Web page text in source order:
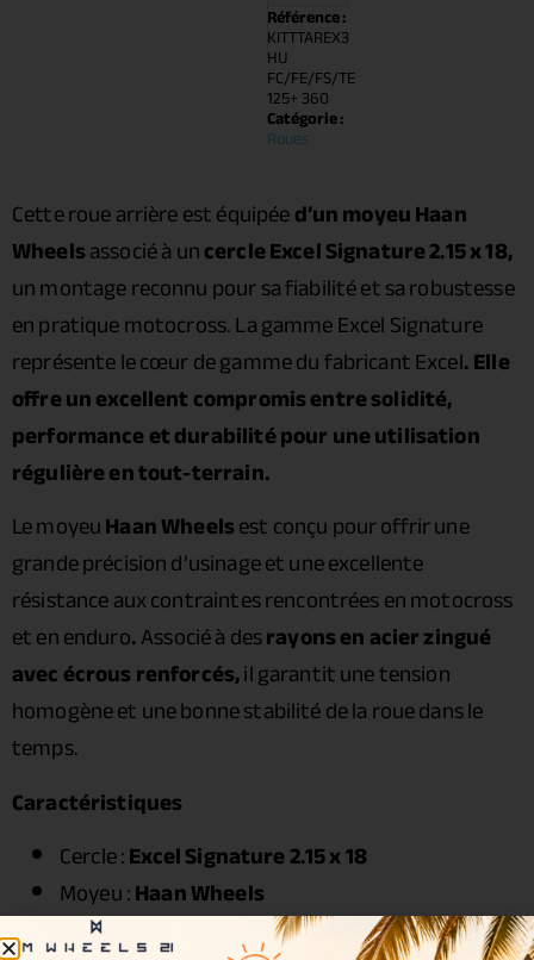
Référence :
KITTTAREX3
HU
FC/FE/FS/TE
125+ 360
Catégorie :
Roues
Cette roue arrière est équipéed’un moyeu Haan
Wheelsassocié à uncercle Excel Signature 2.15 x 18,
un montage reconnu pour sa fiabilité et sa robustesse
en pratique motocross. La gamme Excel Signature
représente le cœur de gamme du fabricant Excel. Elle
offre un excellent compromis entre solidité,
performance et durabilité pour une utilisation
régulière en tout-terrain.
Le moyeuHaan Wheelsest conçu pour offrir une
grande précision d’usinage et une excellente
résistance aux contraintes rencontrées en motocross
et en enduro.Associé à desrayons en acier zingué
avec écrous renforcés,il garantit une tension
homogène et une bonne stabilité de la roue dans le
temps.
Caractéristiques
Cercle :Excel Signature 2.15 x 18
Moyeu :Haan Wheels
Rayons : acier zingué